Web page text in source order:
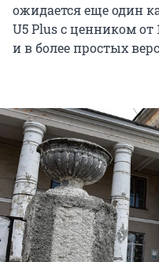
ожидается еще один
U5 Plus c ценником от
и в более простых